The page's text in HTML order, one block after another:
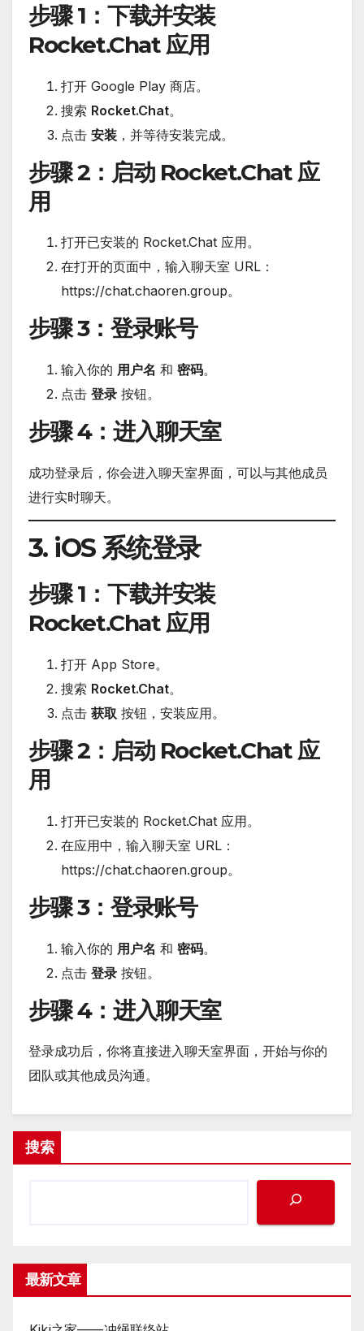
步骤 1 ：下载并安装
Rocket.Chat 应用
打开 Google Play 商店。
搜索 Rocket.Chat。
点击 安装 ，并等待安装完成。
步骤 2：启动 Rocket.Chat 应
用
打开已安装的 Rocket.Chat 应用。
在打开的页面中，输入聊天室 URL：
https://chat.chaoren.group。
步骤 3：登录账号
输入你的 用户名 和 密码。
点击 登录 按钮。
步骤 4：进入聊天室
成功登录后，你会进入聊天室界面，可以与其他成员
进行实时聊天。
3. iOS 系统登录
步骤 1 ：下载并安装
Rocket.Chat 应用
打开 App Store。
搜索 Rocket.Chat。
点击 获取 按钮，安装应用。
步骤 2：启动 Rocket.Chat 应
用
打开已安装的 Rocket.Chat 应用。
在应用中，输入聊天室 URL：
https://chat.chaoren.group。
步骤 3：登录账号
输入你的 用户名 和 密码。
点击 登录 按钮。
步骤 4：进入聊天室
登录成功后，你将直接进入聊天室界面，开始与你的
团队或其他成员沟通。
搜索
最新文章